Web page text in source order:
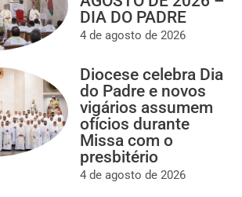
DIA DO PADRE
4 de agosto de 2026
Diocese celebra Dia
do Padre e novos
vigários assumem
ofícios durante
Missa com o
presbitério
4 de agosto de 2026